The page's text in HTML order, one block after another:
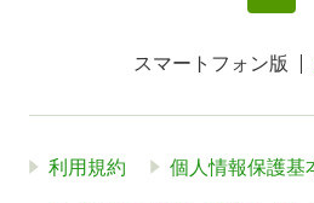
スマートフォン版
利用規約 個人情報保護基